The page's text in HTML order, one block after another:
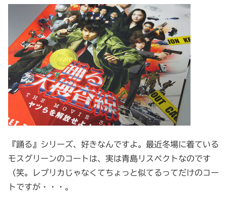
『踊る』シリーズ、好きなんですよ。最近冬場に着ている
モスグリーンのコートは、実は青島リスペクトなのです
（笑。レプリカじゃなくてちょっと似てるってだけのコー
トですが・・・。